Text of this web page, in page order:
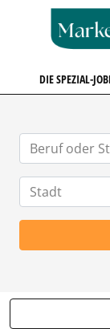
DIE SPEZIAL-